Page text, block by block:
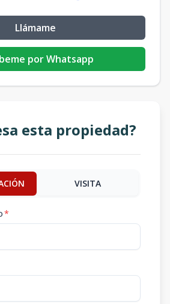
Llámame
por Whatsapp
esta propiedad?
VISITA
*